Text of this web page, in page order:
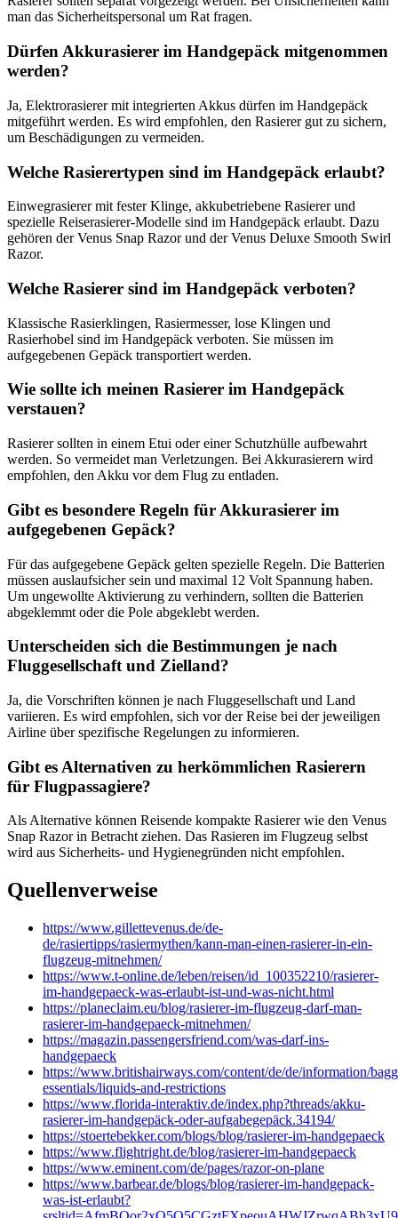
man das Sicherheitspersonal um Rat fragen.
Dürfen Akkurasierer im Handgepäck mitgenommen
werden?
Ja, Elektrorasierer mit integrierten Akkus dürfen im Handgepäck
mitgeführt werden. Es wird empfohlen, den Rasierer gut zu sichern,
um Beschädigungen zu vermeiden.
Welche Rasierertypen sind im Handgepäck erlaubt?
Einwegrasierer mit fester Klinge, akkubetriebene Rasierer und
spezielle Reiserasierer-Modelle sind im Handgepäck erlaubt. Dazu
gehören der Venus Snap Razor und der Venus Deluxe Smooth Swirl
Razor.
Welche Rasierer sind im Handgepäck verboten?
Klassische Rasierklingen, Rasiermesser, lose Klingen und
Rasierhobel sind im Handgepäck verboten. Sie müssen im
aufgegebenen Gepäck transportiert werden.
Wie sollte ich meinen Rasierer im Handgepäck
verstauen?
Rasierer sollten in einem Etui oder einer Schutzhülle aufbewahrt
werden. So vermeidet man Verletzungen. Bei Akkurasierern wird
empfohlen, den Akku vor dem Flug zu entladen.
Gibt es besondere Regeln für Akkurasierer im
aufgegebenen Gepäck?
Für das aufgegebene Gepäck gelten spezielle Regeln. Die Batterien
müssen auslaufsicher sein und maximal 12 Volt Spannung haben.
Um ungewollte Aktivierung zu verhindern, sollten die Batterien
abgeklemmt oder die Pole abgeklebt werden.
Unterscheiden sich die Bestimmungen je nach
Fluggesellschaft und Zielland?
Ja, die Vorschriften können je nach Fluggesellschaft und Land
variieren. Es wird empfohlen, sich vor der Reise bei der jeweiligen
Airline über spezifische Regelungen zu informieren.
Gibt es Alternativen zu herkömmlichen Rasierern
für Flugpassagiere?
Als Alternative können Reisende kompakte Rasierer wie den Venus
Snap Razor in Betracht ziehen. Das Rasieren im Flugzeug selbst
wird aus Sicherheits- und Hygienegründen nicht empfohlen.
Quellenverweise
https://www.gillettevenus.de/de-
de/rasiertipps/rasiermythen/kann-man-einen-rasierer-in-ein-
flugzeug-mitnehmen/
https://www.t-online.de/leben/reisen/id_100352210/rasierer-
im-handgepaeck-was-erlaubt-ist-und-was-nicht.html
https://planeclaim.eu/blog/rasierer-im-flugzeug-darf-man-
rasierer-im-handgepaeck-mitnehmen/
https://magazin.passengersfriend.com/was-darf-ins-
handgepaeck
https://www.britishairways.com/content/de/de/information/
essentials/liquids-and-restrictions
https://www.florida-interaktiv.de/index.php?threads/akku-
rasierer-im-handgepäck-oder-aufgabegepäck.34194/
https://stoertebekker.com/blogs/blog/rasierer-im-handgepaeck
https://www.flightright.de/blog/rasierer-im-handgepaeck
https://www.eminent.com/de/pages/razor-on-plane
https://www.barbear.de/blogs/blog/rasierer-im-handgepack-
was-ist-erlaubt?